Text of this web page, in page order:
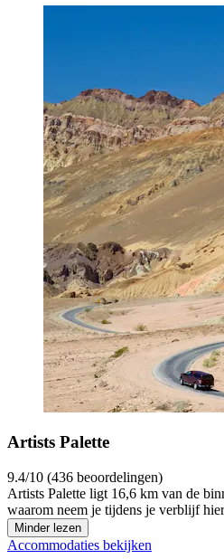
Artists Palette
9.4/10 (436 beoordelingen)
Artists Palette ligt 16,6 km van de
waarom neem je tijdens je verblijf
Minder lezen
Accommodaties bekijken